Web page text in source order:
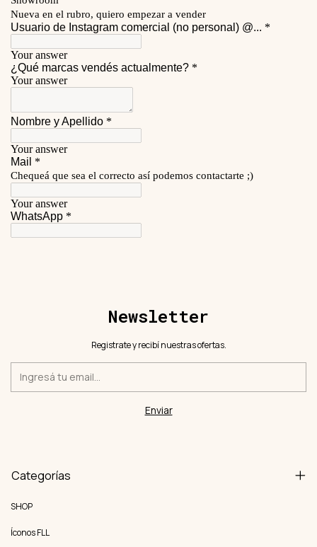
Newsletter
Registrate y recibí nuestras ofertas.
Categorías
SHOP
Íconos FLL